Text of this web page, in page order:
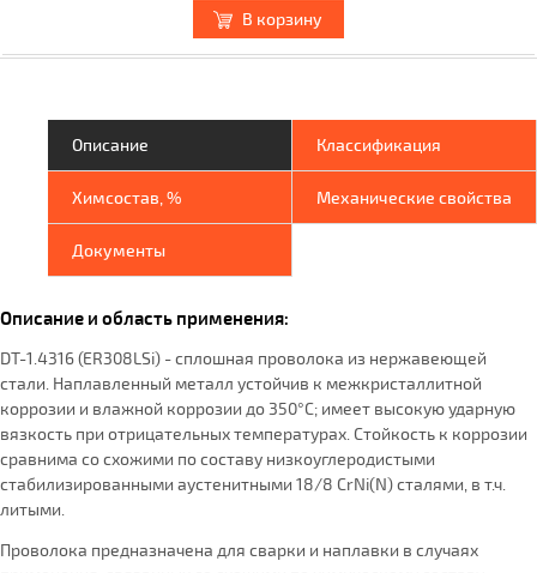
В корзину
Описание Классификация
Химсостав, % Механические свойства
Документы
Описание и область применения:
DT-1.4316 (ER308LSi) - сплошная проволока из нержавеющей
стали. Наплавленный металл устойчив к межкристаллитной
коррозии и влажной коррозии до 350°С; имеет высокую ударную
вязкость при отрицательных температурах. Стойкость к коррозии
сравнима со схожими по составу низкоуглеродистыми
стабилизированными аустенитными 18/8 CrNi(N) сталями, в т.ч.
литыми.
Проволока предназначена для сварки и наплавки в случаях